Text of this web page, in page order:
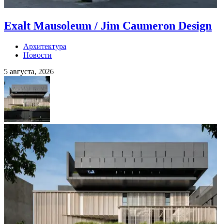
Exalt Mausoleum / Jim Caumeron Design
Архитектура
Новости
5 августа, 2026